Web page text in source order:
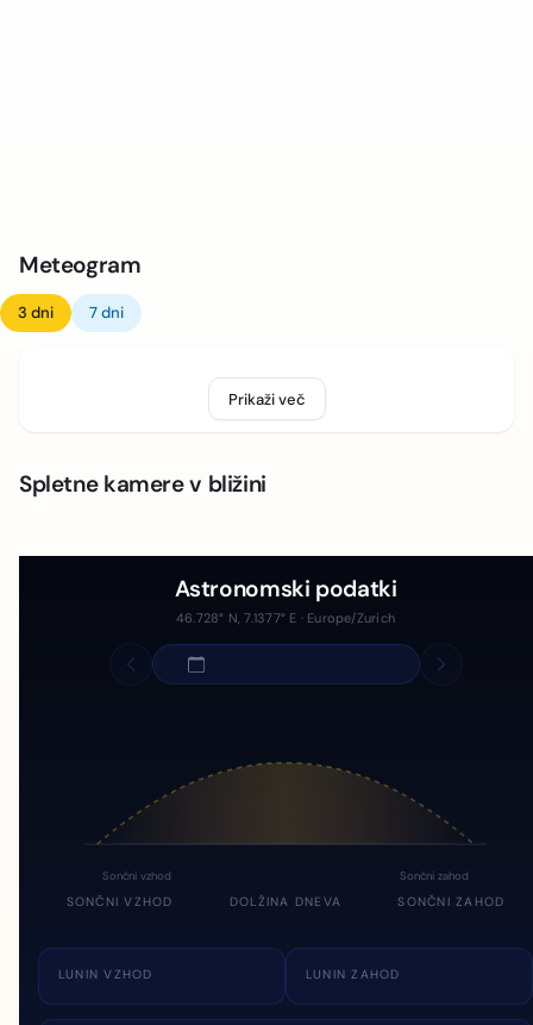
Meteogram
3 dni 7 dni
Prikaži več
Spletne kamere v bližini
Astronomski podatki
46.728° N, 7.1377° E · Europe/Zurich
Sončni vzhod Sončni zahod
SONČNI VZHOD DOLŽINA DNEVA SONČNI ZAHOD
LUNIN VZHOD LUNIN ZAHOD